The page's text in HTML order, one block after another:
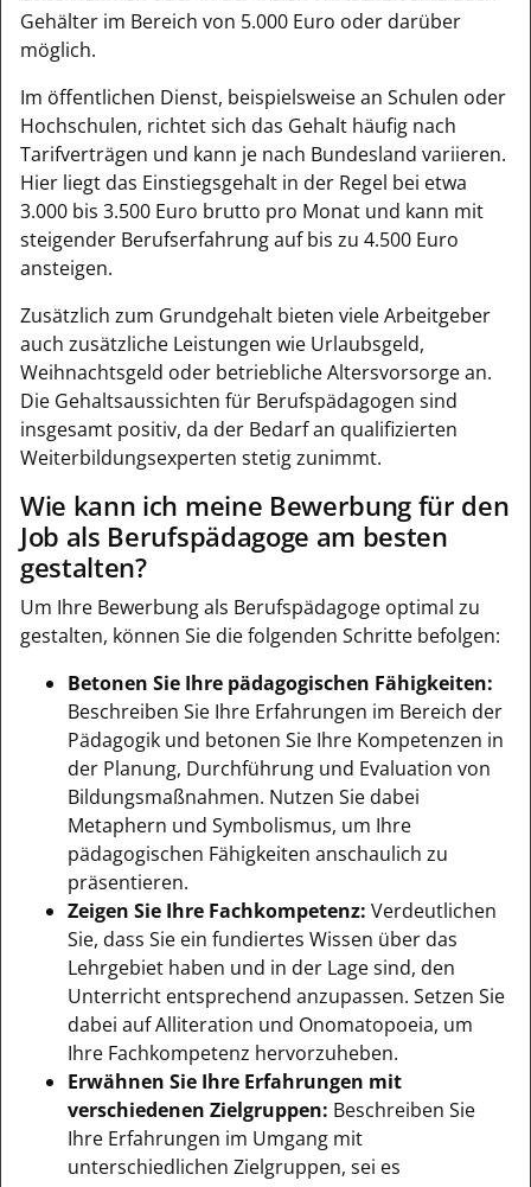
Gehälter im Bereich von 5.000 Euro oder darüber
möglich.
Im öffentlichen Dienst, beispielsweise an Schulen oder
Hochschulen, richtet sich das Gehalt häufig nach
Tarifverträgen und kann je nach Bundesland variieren.
Hier liegt das Einstiegsgehalt in der Regel bei etwa
3.000 bis 3.500 Euro brutto pro Monat und kann mit
steigender Berufserfahrung auf bis zu 4.500 Euro
ansteigen.
Zusätzlich zum Grundgehalt bieten viele Arbeitgeber
auch zusätzliche Leistungen wie Urlaubsgeld,
Weihnachtsgeld oder betriebliche Altersvorsorge an.
Die Gehaltsaussichten für Berufspädagogen sind
insgesamt positiv, da der Bedarf an qualifizierten
Weiterbildungsexperten stetig zunimmt.
Wie kann ich meine Bewerbung für den
Job als Berufspädagoge am besten
gestalten?
Um Ihre Bewerbung als Berufspädagoge optimal zu
gestalten, können Sie die folgenden Schritte befolgen:
Betonen Sie Ihre pädagogischen Fähigkeiten:
Beschreiben Sie Ihre Erfahrungen im Bereich der
Pädagogik und betonen Sie Ihre Kompetenzen in
der Planung, Durchführung und Evaluation von
Bildungsmaßnahmen. Nutzen Sie dabei
Metaphern und Symbolismus, um Ihre
pädagogischen Fähigkeiten anschaulich zu
präsentieren.
Zeigen Sie Ihre Fachkompetenz: Verdeutlichen
Sie, dass Sie ein fundiertes Wissen über das
Lehrgebiet haben und in der Lage sind, den
Unterricht entsprechend anzupassen. Setzen Sie
dabei auf Alliteration und Onomatopoeia, um
Ihre Fachkompetenz hervorzuheben.
Erwähnen Sie Ihre Erfahrungen mit
verschiedenen Zielgruppen: Beschreiben Sie
Ihre Erfahrungen im Umgang mit
unterschiedlichen Zielgruppen, sei es